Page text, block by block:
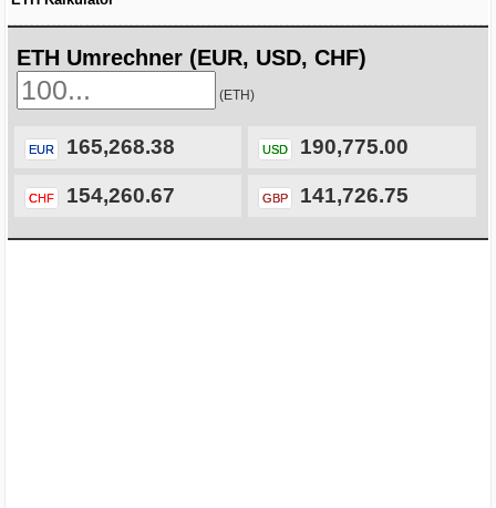
ETH Umrechner (EUR, USD, CHF)
(ETH)
EUR 165,268.38 USD 190,775.00
CHF 154,260.67 GBP 141,726.75